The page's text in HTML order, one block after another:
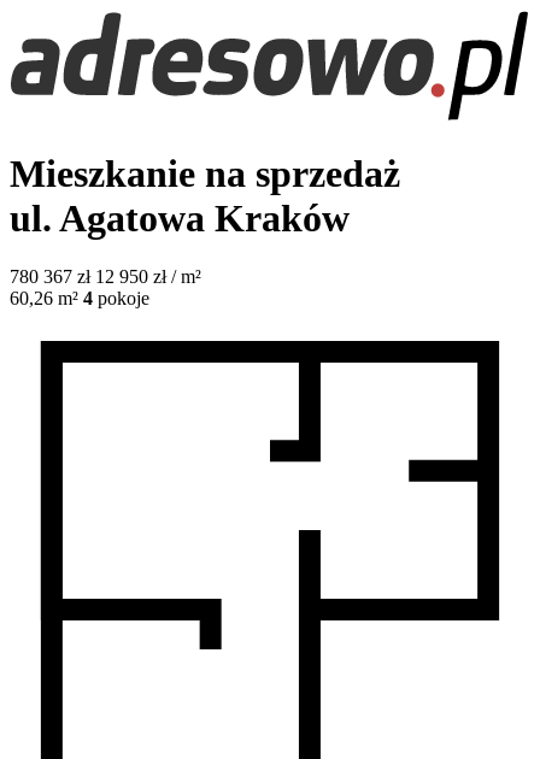
Mieszkanie na sprzedaż
ul. Agatowa Kraków
780 367 zł 12 950 zł / m²
60,26 m² 4 pokoje